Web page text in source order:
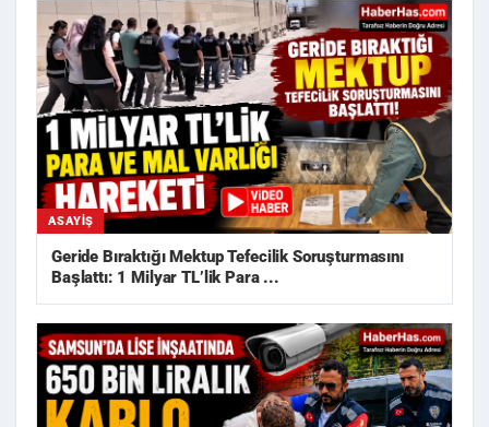
ASAYIŞ
Geride Bıraktığı Mektup Tefecilik Soruşturmasını
Başlattı: 1 Milyar TL’lik Para ...